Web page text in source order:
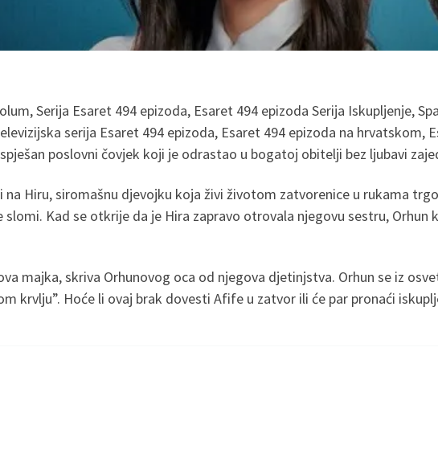
Serija Esaret 494 epizoda, Esaret 494 epizoda Serija Iskupljenje,
serija Esaret 494 epizoda, Esaret 494 epizoda na hrvatskom,
poslovni čovjek koji je odrastao u bogatoj obitelji bez ljubavi
na Hiru, siromašnu djevojku koja živi životom zatvorenice u rukama
slomi. Kad se otkrije da je Hira zapravo otrovala njegovu sestru, Orhun
majka, skriva Orhunovog oca od njegova djetinjstva. Orhun se iz
krvlju”. Hoće li ovaj brak dovesti Afife u zatvor ili će par pronaći